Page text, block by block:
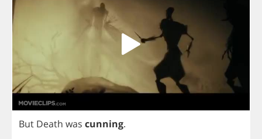
But Death was cunning.